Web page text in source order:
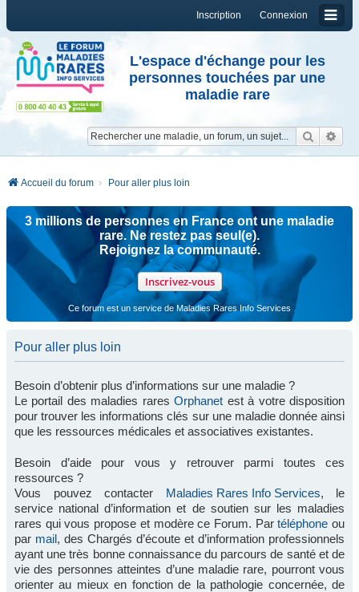
Connexion
Inscription
L'espace d'échange pour les
personnes touchées par une
maladie rare
Accueil du forum Pour aller plus loin
3 millions de personnes en France ont une maladie
rare. Ne restez pas seul(e).
Rejoignez la communauté.
Inscrivez-vous
Ce forum est un service de Maladies Rares Info Services
Pour aller plus loin
Besoin d’obtenir plus d’informations sur une maladie ?
Le portail des maladies raresOrphanet est à votre disposition
pour trouver les informations clés sur une maladie donnée ainsi
que les ressources médicales et associatives existantes.
Besoin d’aide pour vous y retrouver parmi toutes ces
ressources ?
Vous pouvez contacter Maladies Rares Info Services, le
service national d’information et de soutien sur les maladies
rares qui vous propose et modère ce Forum. Partéléphone ou
par mail, des Chargés d’écoute et d’information professionnels
ayant une très bonne connaissance du parcours de santé et de
vie des personnes atteintes d’une maladie rare, pourront vous
orienter au mieux en fonction de la pathologie concernée, de